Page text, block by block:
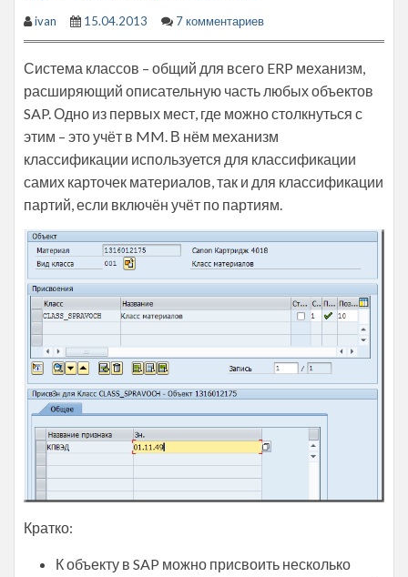
ivan 15.04.2013 7 комментариев
Система классов – общий для всего ERP механизм,
расширяющий описательную часть любых объектов
SAP. Одно из первых мест, где можно столкнуться с
этим – это учёт в MM. В нём механизм
классификации используется для классификации
самих карточек материалов, так и для классификации
партий, если включён учёт по партиям.
Кратко:
К объекту в SAP можно присвоить несколько